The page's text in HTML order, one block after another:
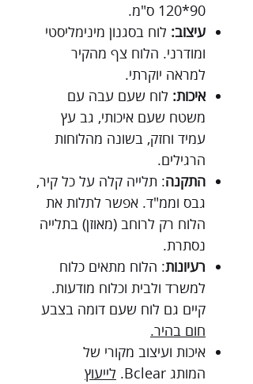
90*120 ס"מ.
עיצוב: לוח בסגנון מינימליסטי
ומודרני. הלוח צף מהקיר
למראה יוקרתי.
איכות: לוח שעם עבה עם
משטח שעם איכותי, גב עץ
עמיד וחזק, בשונה מהלוחות
הרגילים.
התקנה: תלייה קלה על כל קיר,
גבס וממ"ד. אפשר לתלות את
הלוח רק לרוחב (מאוזן) בתלייה
נסתרת.
רעיונות: הלוח מתאים כלוח
למשרד ולבית וכלוח מודעות.
קיים גם לוח שעם דומה בצבע
חום בהיר.
איכות ועיצוב מקורי של
המותג Bclear.
לייעוץ